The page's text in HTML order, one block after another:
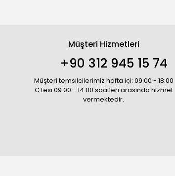
Müşteri Hizmetleri
+90 312 945 15 74
Müşteri temsilcilerimiz hafta içi: 09:00 - 18:00
C.tesi 09:00 - 14:00 saatleri arasında hizmet
vermektedir.